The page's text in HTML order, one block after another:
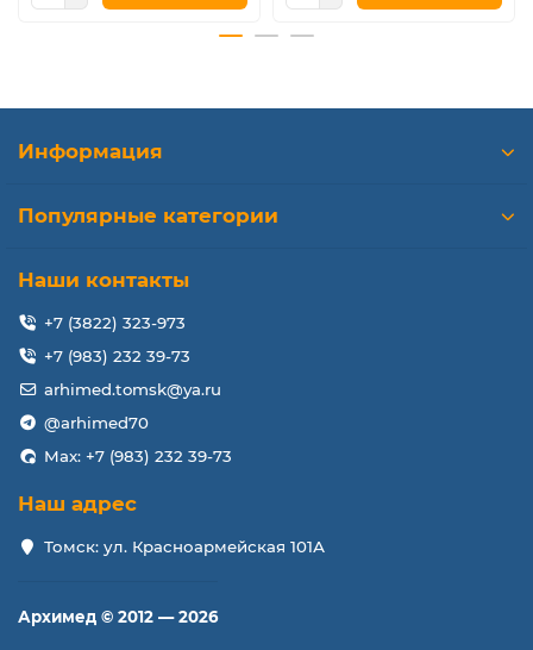
Информация
Популярные категории
Наши контакты
+7 (3822) 323-973
+7 (983) 232 39-73
arhimed.tomsk@ya.ru
@arhimed70
Max: +7 (983) 232 39-73
Наш адрес
Томск: ул. Красноармейская 101А
Архимед © 2012 — 2026